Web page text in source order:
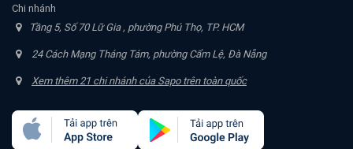
Chi nhánh
Tầng 5, Số 70 Lữ Gia , phường Phú Thọ, TP. HCM
24 Cách Mạng Tháng Tám, phường Cẩm Lệ, Đà Nẵng
Xem thêm 21 chi nhánh của Sapo trên toàn quốc